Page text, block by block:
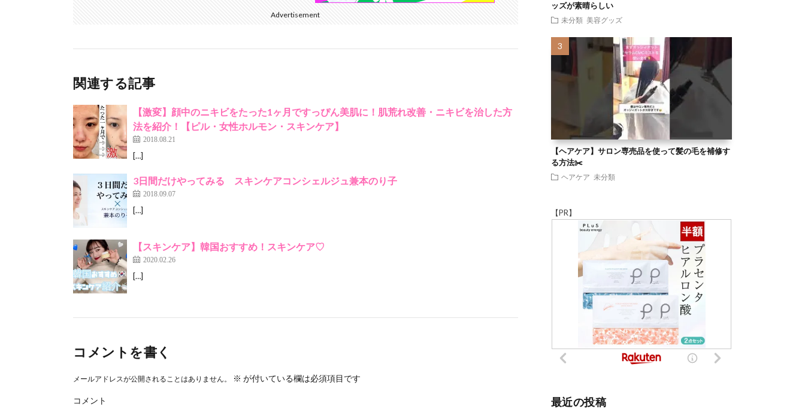
Advertisement
関連する記事
【激変】顔中のニキビをたった1ヶ月ですっぴん美肌に！肌荒れ改善・ニキビを治した方
法を紹介！【ピル・女性ホルモン・スキンケア】
2018.08.21
[…]
3日間だけやってみる スキンケアコンシェルジュ兼本のり子
2018.09.07
[…]
【スキンケア】韓国おすすめ！スキンケア♡
2020.02.26
[…]
コメントを書く
メールアドレスが公開されることはありません。 ※ が付いている欄は必須項目です
コメント
ッズが素晴らしい
未分類 美容グッズ
【ヘアケア】サロン専売品を使って髪の毛を補修す
る方法✂️
ヘアケア 未分類
【PR】
最近の投稿